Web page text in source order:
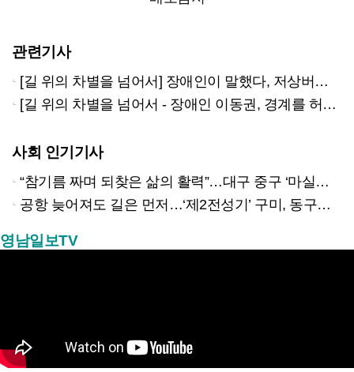
관련기사
[길 위의 차별을 넘어서] 장애인이 말했다, 저상버스 안 탄다고…
[길 위의 차별을 넘어서 - 장애인 이동권, 경계를 허물다] ②휠체어 장애인의 출퇴근길
사회 인기기사
“참기름 짜며 되찾은 삶의 활력”…대구 중구 ‘마실방앗간’ 어르신들의 인생 2막
공항 늦어져도 길은 먼저…‘제2전성기’ 구미, 동구미역 더 절실
영남일보TV